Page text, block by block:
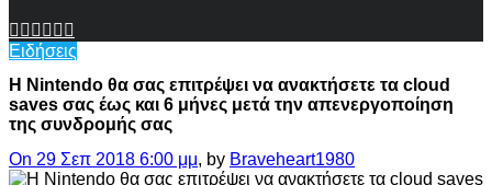
Ειδήσεις
Η Nintendo θα σας επιτρέψει να ανακτήσετε τα cloud
saves σας έως και 6 μήνες μετά την απενεργοποίηση
της συνδρομής σας
On 29 Σεπ 2018 6:00 μμ, by Braveheart1980